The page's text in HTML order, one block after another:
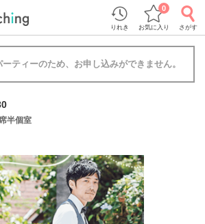
りれき お気に入り
0
さがす
ティーのため、お申し込みができません。
半個室